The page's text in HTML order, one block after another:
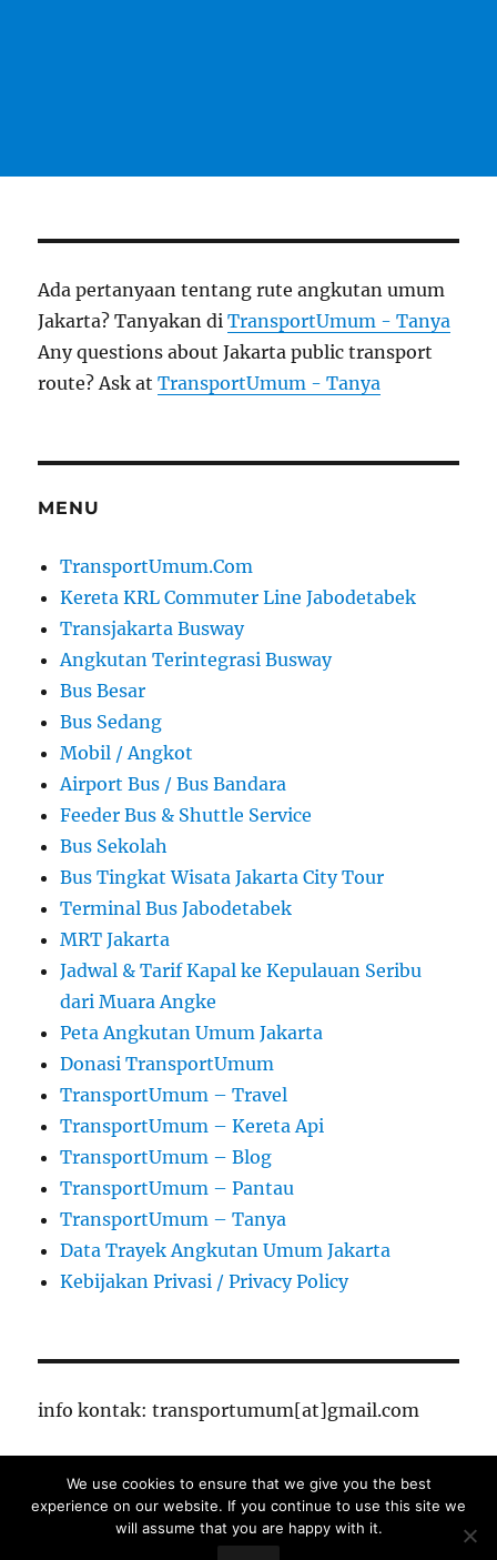
Ada pertanyaan tentang rute angkutan umum
Jakarta? Tanyakan diTransportUmum - Tanya
Any questions about Jakarta public transport
route? Ask atTransportUmum - Tanya
MENU
TransportUmum.Com
Kereta KRL Commuter Line Jabodetabek
Transjakarta Busway
Angkutan Terintegrasi Busway
Bus Besar
Bus Sedang
Mobil / Angkot
Airport Bus / Bus Bandara
Feeder Bus & Shuttle Service
Bus Sekolah
Bus Tingkat Wisata Jakarta City Tour
Terminal Bus Jabodetabek
MRT Jakarta
Jadwal & Tarif Kapal ke Kepulauan Seribu
dari Muara Angke
Peta Angkutan Umum Jakarta
Donasi TransportUmum
TransportUmum – Travel
TransportUmum – Kereta Api
TransportUmum – Blog
TransportUmum – Pantau
TransportUmum – Tanya
Data Trayek Angkutan Umum Jakarta
Kebijakan Privasi / Privacy Policy
info kontak: transportumum[at]gmail.com
TransportUmum – Jakarta
Proudly powered by
WordPress
We use cookies to ensure that we give you the best
experience on our website. If you continue to use this site we
will assume that you are happy with it.